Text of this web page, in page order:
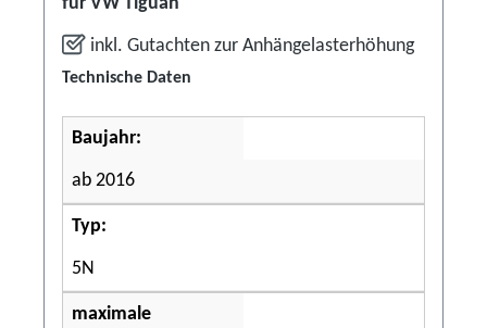
inkl. Gutachten zur Anhängelasterhöhung
Technische Daten
Baujahr:
ab 2016
Typ:
5N
maximale